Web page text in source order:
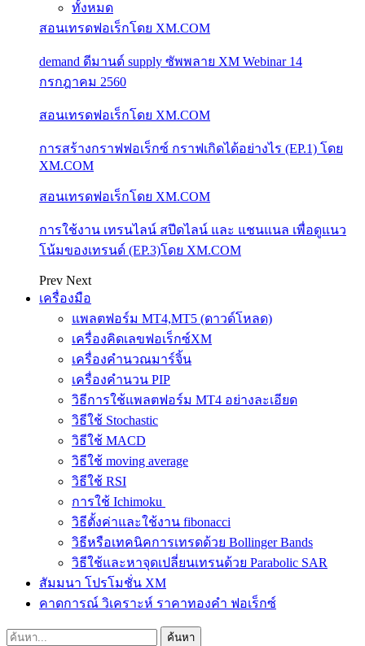
ทั้งหมด
สอนเทรดฟอเร็กโดย XM.COM
demand ดีมานด์ supply ซัพพลาย XM Webinar 14
กรกฎาคม 2560
สอนเทรดฟอเร็กโดย XM.COM
การสร้างกราฟฟอเร็กซ์ กราฟเกิดได้อย่างไร (EP.1) โดย
XM.COM
สอนเทรดฟอเร็กโดย XM.COM
การใช้งาน เทรนไลน์ สปีดไลน์ และ แชนแนล เพื่อดูแนว
โน้มของเทรนด์ (EP.3)โดย XM.COM
Prev Next
เครื่องมือ
แพลตฟอร์ม MT4,MT5 (ดาวด์โหลด)
เครื่องคิดเลขฟอเร็กซ์XM
เครื่องคำนวณมาร์จิ้น
เครื่องคำนวน PIP
วิธีการใช้แพลตฟอร์ม MT4 อย่างละเอียด
วิธีใช้ Stochastic
วิธีใช้ MACD
วิธีใช้ moving average
วิธีใช้ RSI
การใช้ Ichimoku
วิธีตั้งค่าและใช้งาน fibonacci
วิธีหรือเทคนิคการเทรดด้วย Bollinger Bands
วิธีใช้และหาจุดเปลี่ยนเทรนด้วย Parabolic SAR
สัมมนา โปรโมชั่น XM
คาดการณ์ วิเคราะห์ ราคาทองคำ ฟอเร็กซ์